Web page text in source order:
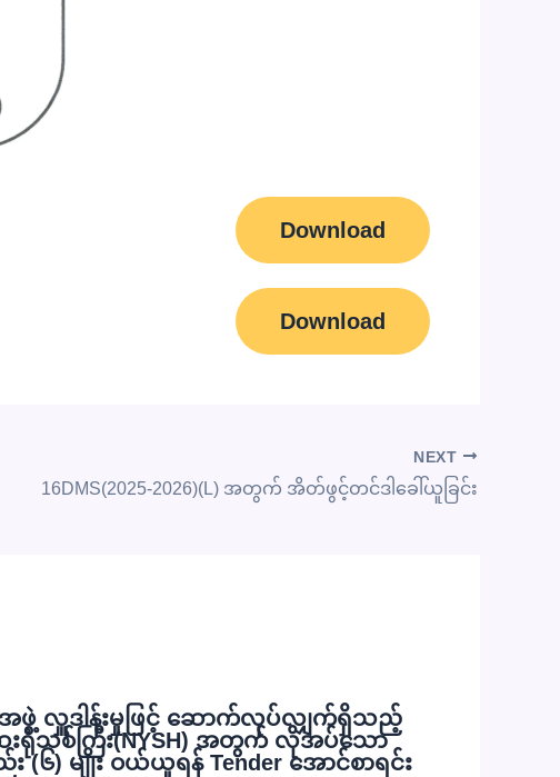
Download
Download
NEXT
16DMS(2025-2026)(L) အတွက် အိတ်ဖွင့်တင်ဒါခေါ်ယူခြင်း
အဖွဲ့ လှူဒါန်းမှုဖြင့် ဆောက်လုပ်လျှက်ရှိသည့်
ရုံသစ်ကြီး(NYSH) အတွက် လိုအပ်သော
(၆) မျိုး ဝယ်ယူရန် Tender အောင်စာရင်း